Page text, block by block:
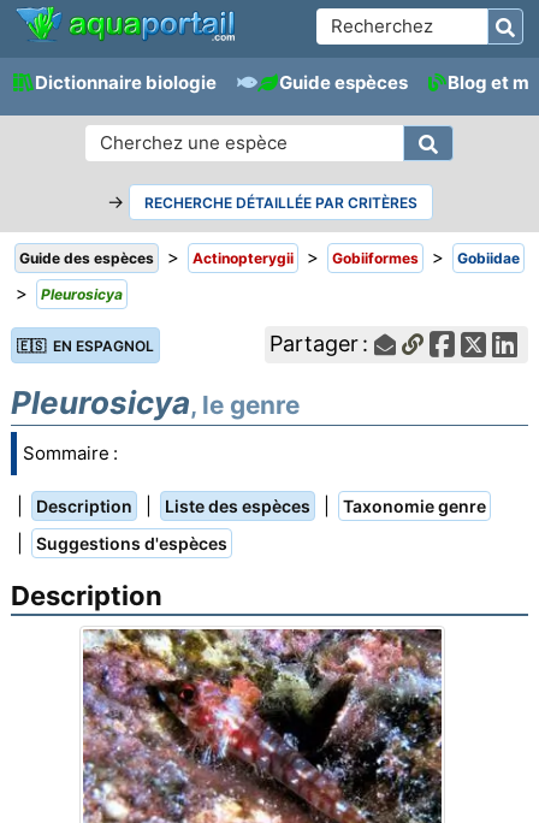
Dictionnaire biologie Guide espèces Blog et
→ RECHERCHE DÉTAILLÉE PAR CRITÈRES
Guide des espèces > Actinopterygii > Gobiiformes > Gobiidae
> Pleurosicya
🇪🇸 EN ESPAGNOL Partager :
Pleurosicya, le genre
Sommaire :
Description Liste des espèces Taxonomie genre
Suggestions d'espèces
Description